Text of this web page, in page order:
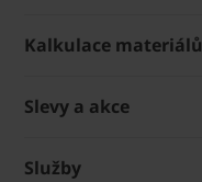
Kalkulace materiálů
Slevy a akce
Služby